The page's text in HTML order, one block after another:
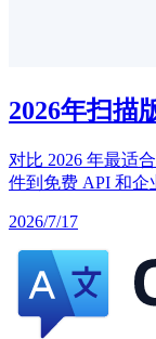
2026年扫描
对比 2026 年最适
件到免费 API 和企
2026/7/17